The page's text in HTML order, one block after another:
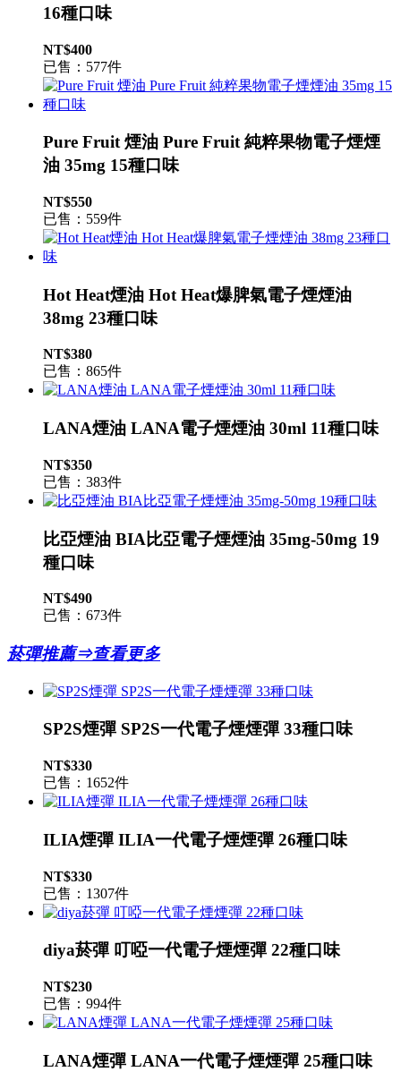
16種口味
NT$400
已售：577件
Pure Fruit 煙油 Pure Fruit 純粹果物電子煙煙
油 35mg 15種口味
NT$550
已售：559件
Hot Heat煙油 Hot Heat爆脾氣電子煙煙油
38mg 23種口味
NT$380
已售：865件
LANA煙油 LANA電子煙煙油 30ml 11種口味
NT$350
已售：383件
比亞煙油 BIA比亞電子煙煙油 35mg-50mg 19
種口味
NT$490
已售：673件
菸彈推薦⇒查看更多
SP2S煙彈 SP2S一代電子煙煙彈 33種口味
NT$330
已售：1652件
ILIA煙彈 ILIA一代電子煙煙彈 26種口味
NT$330
已售：1307件
diya菸彈 叮啞一代電子煙煙彈 22種口味
NT$230
已售：994件
LANA煙彈 LANA一代電子煙煙彈 25種口味